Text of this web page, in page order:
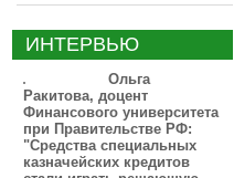
ИНТЕРВЬЮ
Ольга
Ракитова, доцент
Финансового университета
при Правительстве РФ:
"Средства специальных
казначейских кредитов